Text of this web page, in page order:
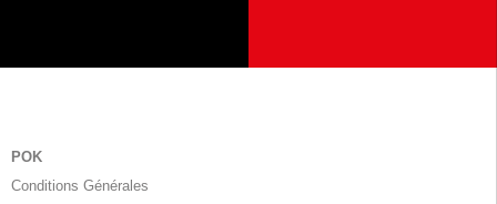
POK
Conditions Générales